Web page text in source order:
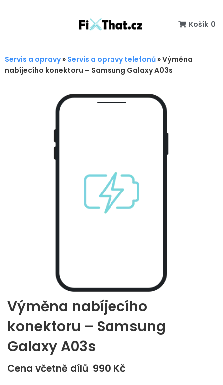
Košík 0
Servis a opravy» Servis a opravy telefonů »Výměna
nabíjecího konektoru – Samsung Galaxy A03s
Výměna nabíjecího
konektoru – Samsung
Galaxy A03s
Cena včetně dílů 990 Kč